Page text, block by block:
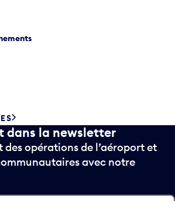
dans la newsletter
des opérations de l’aéroport et
avec notre